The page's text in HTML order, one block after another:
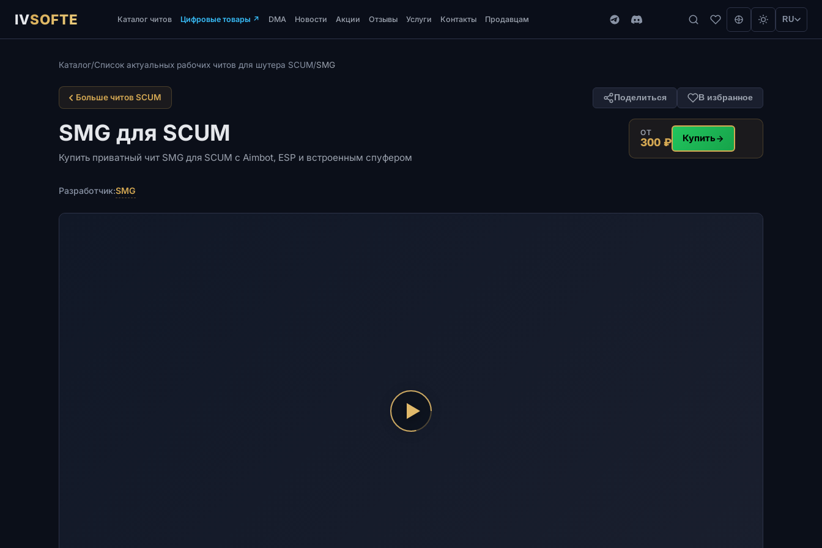
IVSOFTE Каталог читов Цифровые товары ↗ DMA Новости Акции Отзывы Услуги Контакты Продавцам RU
Каталог/Список актуальных рабочих читов для шутера SCUM/SMG
Больше читов SCUM Поделиться В избранное
SMG для SCUM
Купить приватный чит SMG для SCUM с Aimbot, ESP и встроенным спуфером
ОТ
300 ₽ Купить
Разработчик:SMG